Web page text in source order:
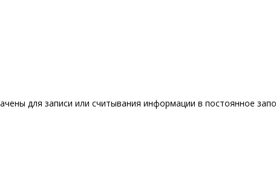
для записи или считывания информации в постоянное